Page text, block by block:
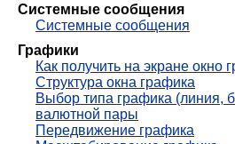
Системные сообщения
Системные сообщения
Графики
Как получить на экране окно
Структура окна графика
Выбор типа графика (линия,
валютной пары
Передвижение графика